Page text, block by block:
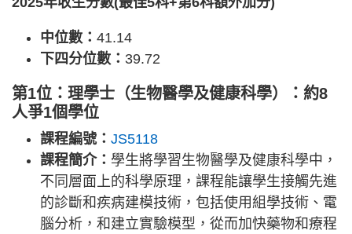
中位數： 41.14
下四分位數： 39.72
第1位：理學士（生物醫學及健康科學）：約8
人爭1個學位
課程編號： JS5118
課程簡介： 學生將學習生物醫學及健康科學中，
不同層面上的科學原理，課程能讓學生接觸先進
的診斷和疾病建模技術，包括使用組學技術、電
腦分析，和建立實驗模型，從而加快藥物和療程